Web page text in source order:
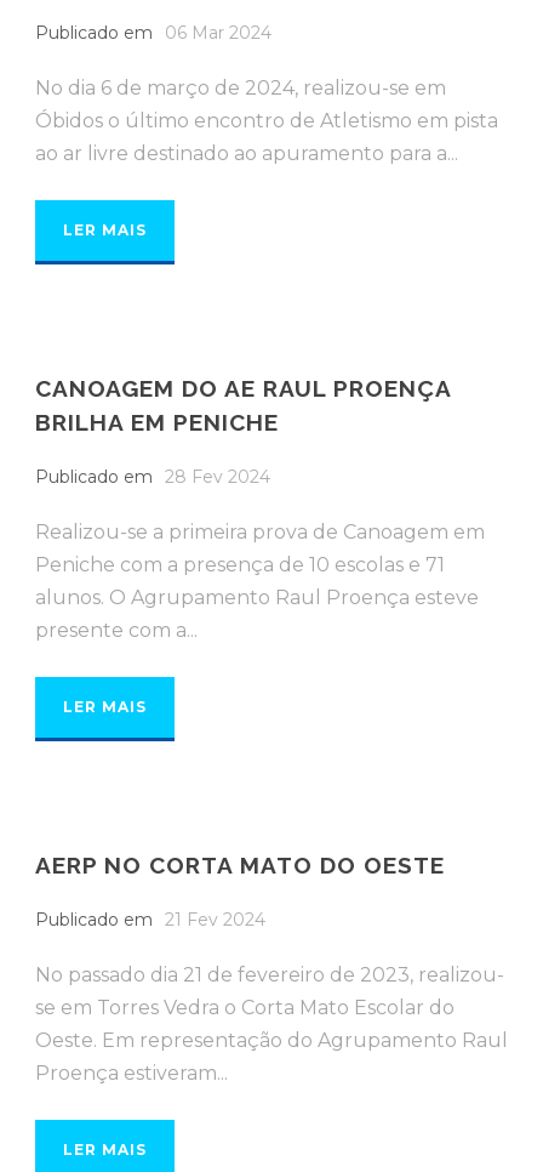
Publicado em 06 Mar 2024
No dia 6 de março de 2024, realizou-se em
Óbidos o último encontro de Atletismo em pista
ao ar livre destinado ao apuramento para a...
LER MAIS
CANOAGEM DO AE RAUL PROENÇA
BRILHA EM PENICHE
Publicado em 28 Fev 2024
Realizou-se a primeira prova de Canoagem em
Peniche com a presença de 10 escolas e 71
alunos. O Agrupamento Raul Proença esteve
presente com a...
LER MAIS
AERP NO CORTA MATO DO OESTE
Publicado em 21 Fev 2024
No passado dia 21 de fevereiro de 2023, realizou-
se em Torres Vedra o Corta Mato Escolar do
Oeste. Em representação do Agrupamento Raul
Proença estiveram...
LER MAIS